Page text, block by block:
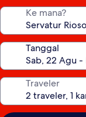
Ke mana?
Tanggal
Traveler